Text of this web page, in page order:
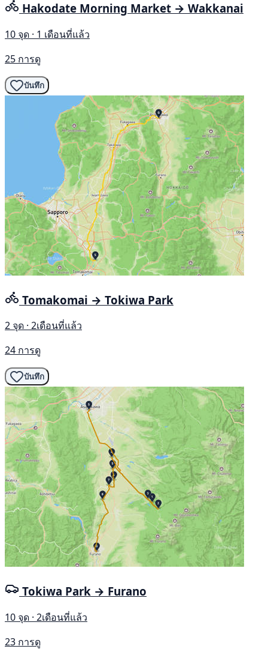
Hakodate Morning Market → Wakkanai
10 จุด · 1 เดือนที่แล้ว
25 การดู
บันทึก
Tomakomai → Tokiwa Park
2 จุด · 2เดือนที่แล้ว
24 การดู
บันทึก
Tokiwa Park → Furano
10 จุด · 2เดือนที่แล้ว
23 การดู